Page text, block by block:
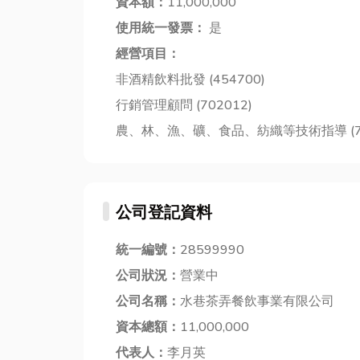
使用統一發票： 是
經營項目：
非酒精飲料批發 (454700)
行銷管理顧問 (702012)
農、林、漁、礦、食品、紡織等技術指導
公司登記資料
統一編號： 28599990
公司狀況： 營業中
公司名稱： 水巷茶弄餐飲事業有限公司
資本總額： 11,000,000
代表人： 李月英